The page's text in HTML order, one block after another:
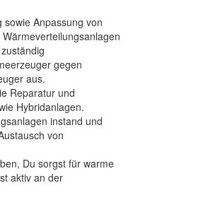
sowie Anpassung von
gegen
aus.
Reparatur und
Hybridanlagen.
instand und
von
Du sorgst für warme
aktiv an der